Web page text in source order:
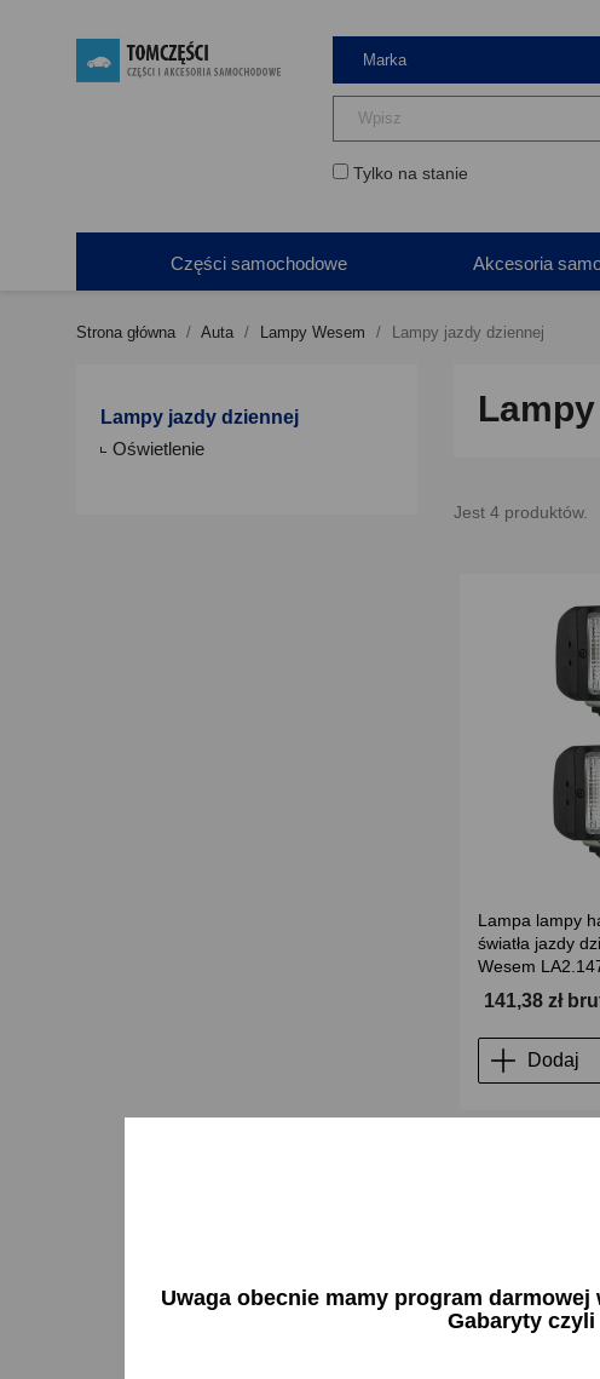
Tylko na stanie
Części samochodowe Akcesoria
Strona główna Auta Lampy Wesem Lampy jazdy dziennej
Lampy jazdy dziennej
Oświetlenie
Jest 4 produktów.
Lampa lampy
światła jazdy
Wesem
141,38 zł
Dodaj
Uwaga obecnie mamy program
Gabaryty czyli